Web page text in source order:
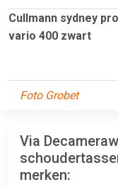
Cullmann sydney pro
vario 400 zwart
Foto Grobet
Via
merken: